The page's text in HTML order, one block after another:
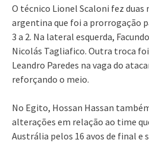
O técnico Lionel Scaloni fez duas
argentina que foi a prorrogação
3 a 2. Na lateral esquerda,
Nicolás Tagliafico. Outra troca
Leandro Paredes na vaga do
reforçando o meio.
No Egito, Hossan Hassan
alterações em relação ao time
Austrália pelos 16 avos de final e